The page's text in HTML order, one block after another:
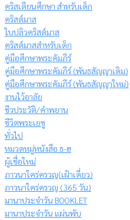
คริสเตียนศึกษา สำหรับเด็ก
คริสต์มาส
ใบปลิวคริสต์มาส
คริสต์มาสสำหรับเด็ก
คู่มือศึกษาพระคัมภีร์
คู่มือศึกษาพระคัมภีร์ (พันธสัญญาเดิม)
คู่มือศึกษาพระคัมภีร์ (พันธสัญญาใหม่)
งานไว้อาลัย
ชีวประวัติ/คำพยาน
ชีวิตพระเยซู
ทั่วไป
หมวดหมู่หนังสือ ธ-ฮ
ผู้เชื่อใหม่
ภาวนาใคร่ครวญ(เฝ้าเดี่ยว)
ภาวนาใคร่ครวญ (365 วัน)
มานาประจำวัน BOOKLET
มานาประจำวัน แผ่นพับ